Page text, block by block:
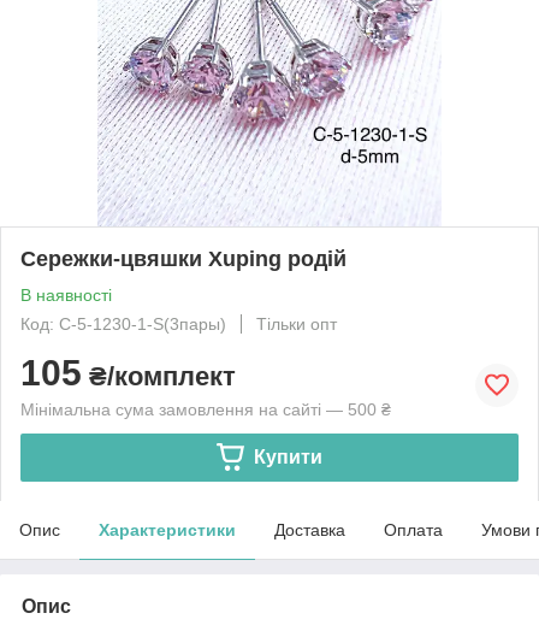
Сережки-цвяшки Xuping родій
В наявності
Код: C-5-1230-1-S(3пары)
Тільки опт
105 ₴/комплект
Мінімальна сума замовлення на сайті — 500 ₴
Купити
Опис Характеристики Доставка Оплата Умови
Опис